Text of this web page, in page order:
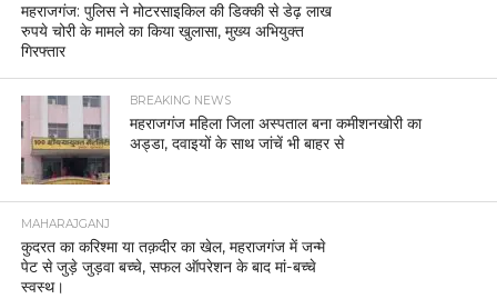
महराजगंज: पुलिस ने मोटरसाइकिल की डिक्की से डेढ़ लाख
रुपये चोरी के मामले का किया खुलासा, मुख्य अभियुक्त
गिरफ्तार
BREAKING NEWS
महराजगंज महिला जिला अस्पताल बना कमीशनखोरी का
अड्डा, दवाइयों के साथ जांचें भी बाहर से
MAHARAJGANJ
कुदरत का करिश्मा या तक़दीर का खेल, महराजगंज में जन्मे
पेट से जुड़े जुड़वा बच्चे, सफल ऑपरेशन के बाद मां-बच्चे
स्वस्थ।